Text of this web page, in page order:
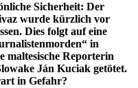
Sicherheit: Der
wurde kürzlich vor
Dies folgt auf eine
in
maltesische Reporterin
Ján Kuciak getötet.
in Gefahr?